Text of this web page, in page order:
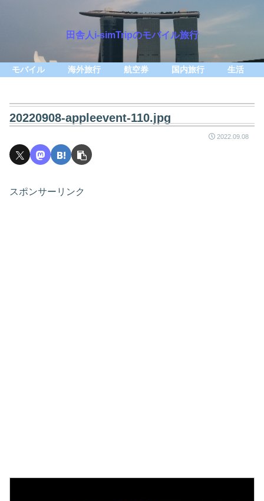
田舎人i-simTripのモバイル旅行
モバイル 海外旅行 航空券 国内旅行 生活
20220908-appleevent-110.jpg
2022.09.08
スポンサーリンク